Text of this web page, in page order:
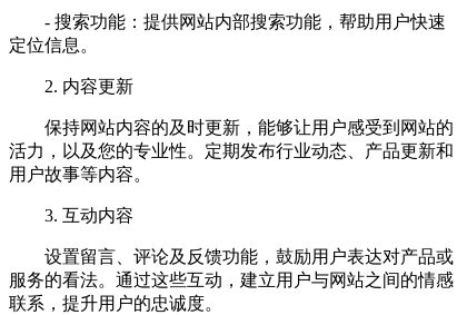
- 搜索功能：提供网站内部搜索功能，帮助用户快速
定位信息。
2. 内容更新
保持网站内容的及时更新，能够让用户感受到网站的
活力，以及您的专业性。定期发布行业动态、产品更新和
用户故事等内容。
3. 互动内容
设置留言、评论及反馈功能，鼓励用户表达对产品或
服务的看法。通过这些互动，建立用户与网站之间的情感
联系，提升用户的忠诚度。